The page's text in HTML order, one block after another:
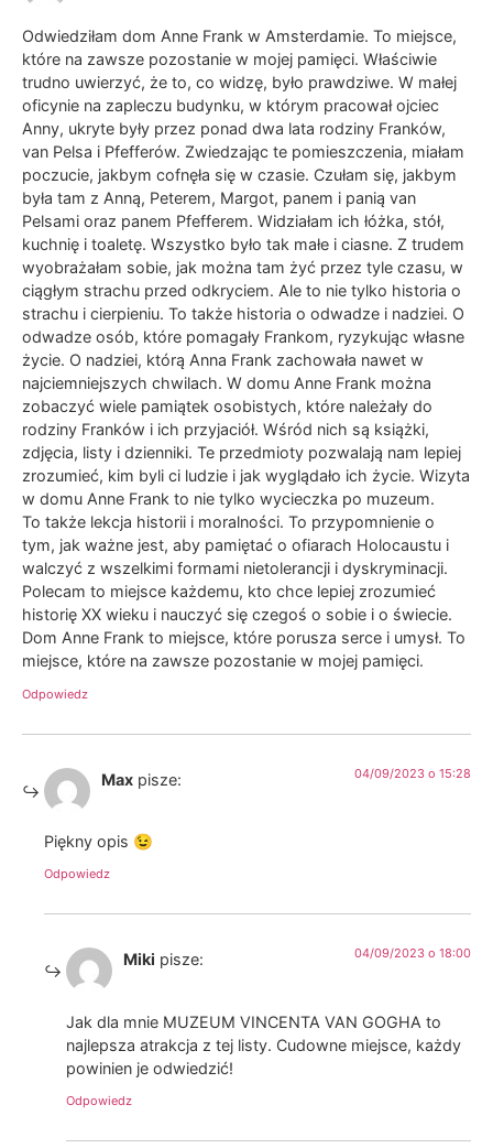
Odwiedziłam dom Anne Frank w Amsterdamie. To miejsce,
które na zawsze pozostanie w mojej pamięci. Właściwie
trudno uwierzyć, że to, co widzę, było prawdziwe. W małej
oficynie na zapleczu budynku, w którym pracował ojciec
Anny, ukryte były przez ponad dwa lata rodziny Franków,
van Pelsa i Pfefferów. Zwiedzając te pomieszczenia, miałam
poczucie, jakbym cofnęła się w czasie. Czułam się, jakbym
była tam z Anną, Peterem, Margot, panem i panią van
Pelsami oraz panem Pfefferem. Widziałam ich łóżka, stół,
kuchnię i toaletę. Wszystko było tak małe i ciasne. Z trudem
wyobrażałam sobie, jak można tam żyć przez tyle czasu, w
ciągłym strachu przed odkryciem. Ale to nie tylko historia o
strachu i cierpieniu. To także historia o odwadze i nadziei. O
odwadze osób, które pomagały Frankom, ryzykując własne
życie. O nadziei, którą Anna Frank zachowała nawet w
najciemniejszych chwilach. W domu Anne Frank można
zobaczyć wiele pamiątek osobistych, które należały do
rodziny Franków i ich przyjaciół. Wśród nich są książki,
zdjęcia, listy i dzienniki. Te przedmioty pozwalają nam lepiej
zrozumieć, kim byli ci ludzie i jak wyglądało ich życie. Wizyta
w domu Anne Frank to nie tylko wycieczka po muzeum.
To także lekcja historii i moralności. To przypomnienie o
tym, jak ważne jest, aby pamiętać o ofiarach Holocaustu i
walczyć z wszelkimi formami nietolerancji i dyskryminacji.
Polecam to miejsce każdemu, kto chce lepiej zrozumieć
historię XX wieku i nauczyć się czegoś o sobie i o świecie.
Dom Anne Frank to miejsce, które porusza serce i umysł. To
miejsce, które na zawsze pozostanie w mojej pamięci.
Odpowiedz
Max pisze: 04/09/2023 o 15:28
Piękny opis 😉
Odpowiedz
Miki pisze: 04/09/2023 o 18:00
Jak dla mnie MUZEUM VINCENTA VAN GOGHA to
najlepsza atrakcja z tej listy. Cudowne miejsce, każdy
powinien je odwiedzić!
Odpowiedz